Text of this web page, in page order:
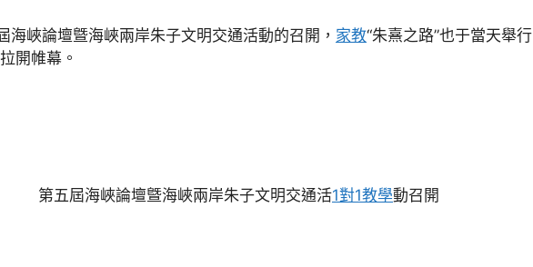
海峽論壇曁海峽兩岸朱子文明交通活動的召開， 家教“朱熹之路”也于當天舉行
開帷幕。
壇曁海峽兩岸朱子文明交通活1對1教學動召開